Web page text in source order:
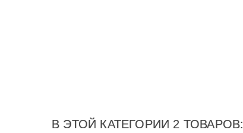
В ЭТОЙ КАТЕГОРИИ 2 ТОВАРОВ: